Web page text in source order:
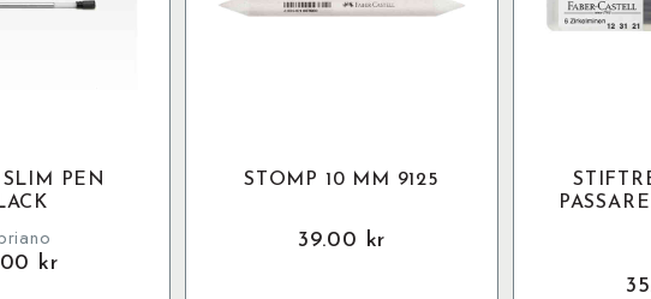
PEN
kr
STOMP 10 MM 9125
39.00 kr